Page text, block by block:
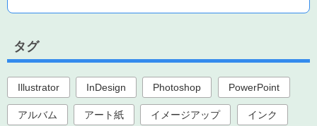
タグ
Illustrator InDesign Photoshop PowerPoint
アルバム アート紙 イメージアップ インク